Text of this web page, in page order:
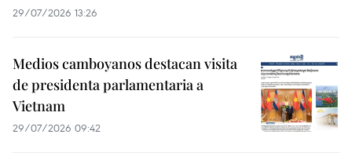
29/07/2026 13:26
Medios camboyanos destacan visita
de presidenta parlamentaria a
Vietnam
29/07/2026 09:42